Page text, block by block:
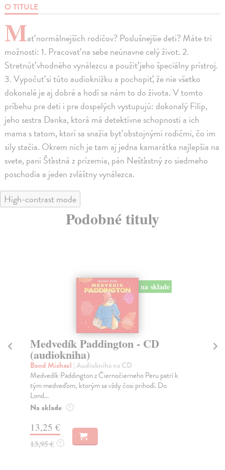
O TITULE
Mať normálnejších rodičov? Poslušnejšie deti? Máte tri
možnosti: 1. Pracovať na sebe neúnavne celý život. 2.
Stretnúť vhodného vynálezcu a použiť jeho špeciálny prístroj.
3. Vypočuť si túto audioknižku a pochopiť, že nie všetko
dokonalé je aj dobré a hodí sa nám to do života. V tomto
príbehu pre deti i pre dospelých vystupujú: dokonalý Filip,
jeho sestra Danka, ktorá má detektívne schopnosti a ich
mama s tatom, ktorí sa snažia byť obstojnými rodičmi, čo im
sily stačia. Okrem nich je tam aj jedna kamarátka najlepšia na
svete, pani Šťastná z prízemia, pán Nešťastný zo siedmeho
poschodia a jeden zvláštny vynálezca.
High-contrast mode
Podobné tituly
na sklade
Medvedík Paddington - CD
(audiokniha)
Bond Michael | Audiokniha na CD
Medvedík Paddington z Čiernočierneho Peru patrí k
tým medveďom, ktorým sa vždy čosi prihodí. Do
Lond...
Na sklade ?
13,25 €
13,95 € ?